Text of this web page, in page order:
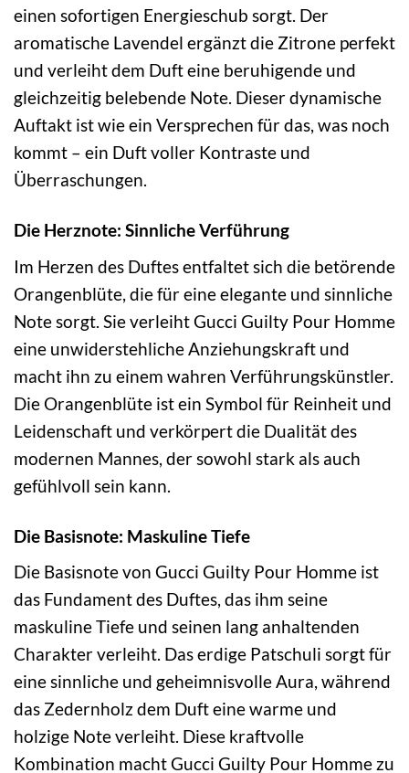
einen sofortigen Energieschub sorgt. Der
aromatische Lavendel ergänzt die Zitrone perfekt
und verleiht dem Duft eine beruhigende und
gleichzeitig belebende Note. Dieser dynamische
Auftakt ist wie ein Versprechen für das, was noch
kommt – ein Duft voller Kontraste und
Überraschungen.
Die Herznote: Sinnliche Verführung
Im Herzen des Duftes entfaltet sich die betörende
Orangenblüte, die für eine elegante und sinnliche
Note sorgt. Sie verleiht Gucci Guilty Pour Homme
eine unwiderstehliche Anziehungskraft und
macht ihn zu einem wahren Verführungskünstler.
Die Orangenblüte ist ein Symbol für Reinheit und
Leidenschaft und verkörpert die Dualität des
modernen Mannes, der sowohl stark als auch
gefühlvoll sein kann.
Die Basisnote: Maskuline Tiefe
Die Basisnote von Gucci Guilty Pour Homme ist
das Fundament des Duftes, das ihm seine
maskuline Tiefe und seinen lang anhaltenden
Charakter verleiht. Das erdige Patschuli sorgt für
eine sinnliche und geheimnisvolle Aura, während
das Zedernholz dem Duft eine warme und
holzige Note verleiht. Diese kraftvolle
Kombination macht Gucci Guilty Pour Homme zu